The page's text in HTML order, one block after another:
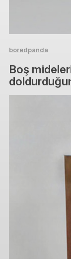
boredpanda
Boş